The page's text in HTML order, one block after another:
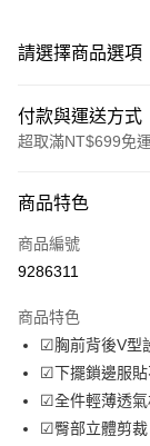
請選擇商品選項
付款與運送方式
超取滿NT$699免運
信用卡一次付款
超商取貨付款
Apple Pay
街口支付
ATM付款
商品特色
商品編號
9286311
商品特色
☑胸前背後V型
☑下擺鎖邊服貼
☑全件輕薄透氣
☑臀部立體剪裁